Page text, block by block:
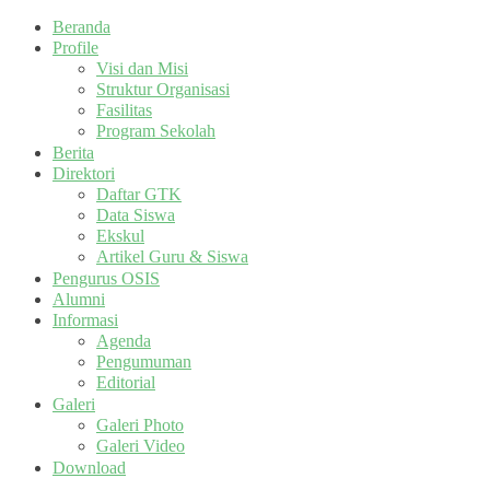
Beranda
Profile
Visi dan Misi
Struktur Organisasi
Fasilitas
Program Sekolah
Berita
Direktori
Daftar GTK
Data Siswa
Ekskul
Artikel Guru & Siswa
Pengurus OSIS
Alumni
Informasi
Agenda
Pengumuman
Editorial
Galeri
Galeri Photo
Galeri Video
Download